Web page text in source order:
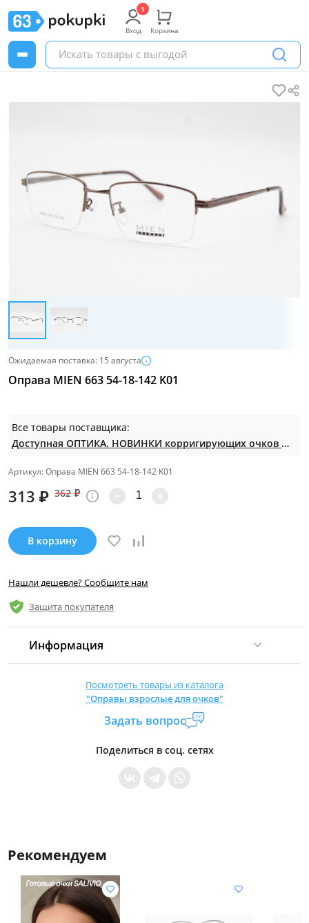
Вход Корзина
Ожидаемая поставка: 15 августа
Оправа MIEN 663 54-18-142 K01
Все товары поставщика:
Доступная ОПТИКА. НОВИНКИ корригирующих очков по СУПЕР ценам. Таких нет на МП.
Артикул: Оправа MIEN 663 54-18-142 K01
313 ₽ 362 ₽
В корзину
Нашли дешевле? Сообщите нам
Защита покупателя
Информация
Страна производитель:Китай
Уровень доступа:0
* Общие условия читайте в правилах сайта
Посмотреть товары из каталога
"Оправы взрослые для очков"
Задать вопрос
Поделиться в соц. сетях
Рекомендуем